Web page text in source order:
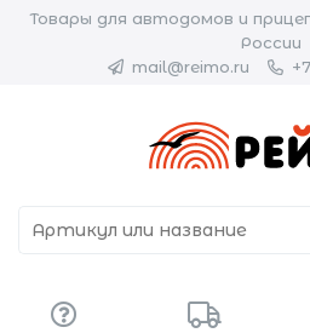
Товары для автодомов и
России
mail@reimo.ru